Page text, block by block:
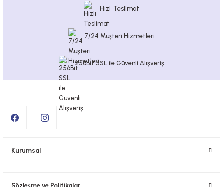
Hızlı Teslimat
7/24 Müşteri Hizmetleri
256Bit SSL ile Güvenli Alışveriş
Kurumsal
Sözleşme ve Politikalar